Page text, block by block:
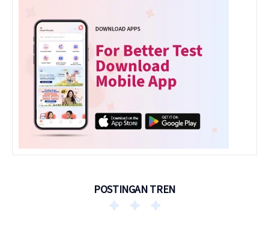
POSTINGAN TREN